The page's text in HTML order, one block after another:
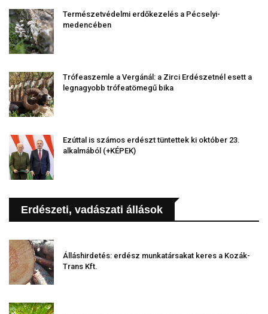
Természetvédelmi erdőkezelés a Pécselyi-
medencében
Trófeaszemle a Vergánál: a Zirci Erdészetnél esett a
legnagyobb trófeatömegű bika
Ezúttal is számos erdészt tüntettek ki október 23.
alkalmából (+KÉPEK)
Erdészeti, vadászati állások
Álláshirdetés: erdész munkatársakat keres a Kozák-
Trans Kft.